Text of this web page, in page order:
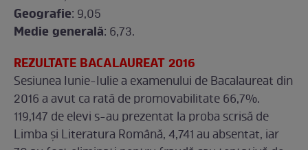
Geografie: 9,05
Medie generală: 6,73.
REZULTATE BACALAUREAT 2016
Sesiunea Iunie-Iulie a examenului de Bacalaureat din
2016 a avut ca rată de promovabilitate 66,7%.
119,147 de elevi s-au prezentat la proba scrisă de
Limba şi Literatura Română, 4,741 au absentat, iar